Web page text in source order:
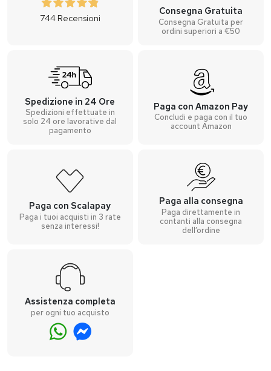
744Recensioni
Consegna Gratuita
Consegna Gratuita per
ordini superiori a €50
Spedizione in 24 Ore
Spedizioni effettuate in
solo 24 ore lavorative dal
pagamento
Paga con Amazon Pay
Concludi e paga con il tuo
account Amazon
Paga con Scalapay
Paga i tuoi acquisti in 3 rate
senza interessi!
Paga alla consegna
Paga direttamente in
contanti alla consegna
dell’ordine
Assistenza completa
per ogni tuo acquisto